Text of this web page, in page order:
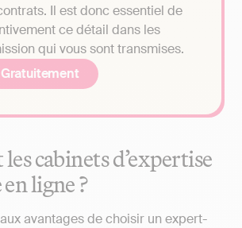
Il est donc essentiel de
ce détail dans les
qui vous sont transmises.
cabinets d’expertise
ligne ?
avantages de choisir un expert-